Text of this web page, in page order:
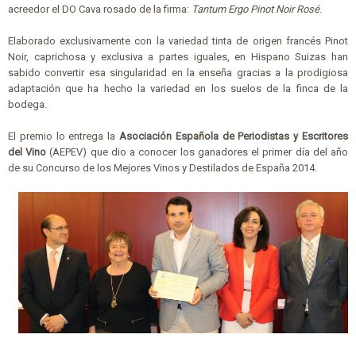
acreedor el DO Cava rosado de la firma: Tantum Ergo Pinot Noir Rosé.
Elaborado exclusivamente con la variedad tinta de origen francés Pinot
Noir, caprichosa y exclusiva a partes iguales, en Hispano Suizas han
sabido convertir esa singularidad en la enseña gracias a la prodigiosa
adaptación que ha hecho la variedad en los suelos de la finca de la
bodega.
El premio lo entrega la Asociación Española de Periodistas y Escritores
del Vino (AEPEV) que dio a conocer los ganadores el primer día del año
de su Concurso de los Mejores Vinos y Destilados de España 2014.